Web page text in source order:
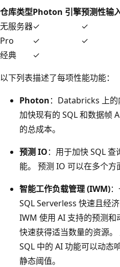
仓库类型Photon 引擎预测性输
无服务器✓ ✓
Pro
✓
✓
经典
✓
以下列表描述了每项性能功能：
Photon：Databricks 上
加快现有的 SQL 和数据帧
的总成本。
预测 IO：用于加快 SQL
能。 预测 IO 可以在多个方
智能工作负载管理 (IWM)
SQL Serverless 快速且经
IWM 使用 AI 支持的预测
快速获得适当数量的资源
SQL 中的 AI 功能可以动态
静态阈值。